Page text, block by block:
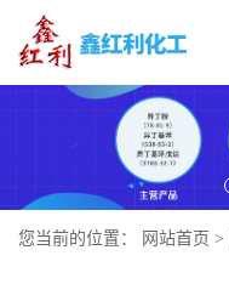
您当前的位置： 网站首页 >